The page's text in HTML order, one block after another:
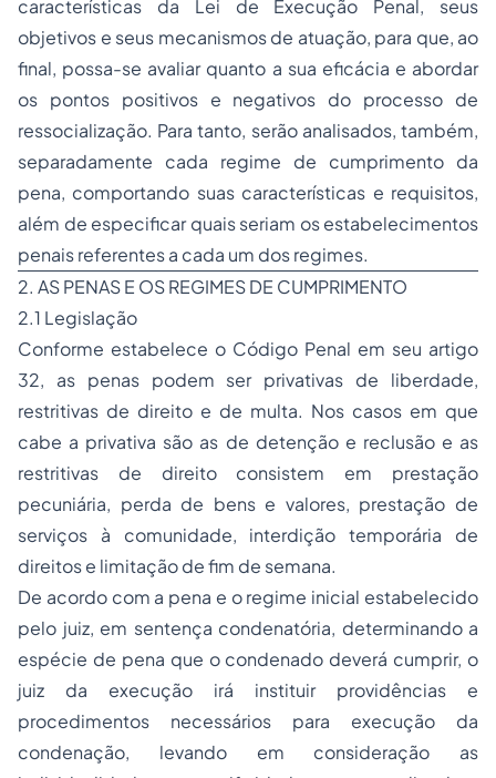
características da Lei de Execução Penal, seus
objetivos e seus mecanismos de atuação, para que, ao
final, possa-se avaliar quanto a sua eficácia e abordar
os pontos positivos e negativos do processo de
ressocialização. Para tanto, serão analisados, também,
separadamente cada regime de cumprimento da
pena, comportando suas características e requisitos,
além de especificar quais seriam os estabelecimentos
penais referentes a cada um dos regimes.
2. AS PENAS E OS REGIMES DE CUMPRIMENTO
2.1 Legislação
Conforme estabelece o Código Penal em seu artigo
32, as penas podem ser privativas de liberdade,
restritivas de direito e de multa. Nos casos em que
cabe a privativa são as de detenção e reclusão e as
restritivas de direito consistem em prestação
pecuniária, perda de bens e valores, prestação de
serviços à comunidade, interdição temporária de
direitos e limitação de fim de semana.
De acordo com a pena e o regime inicial estabelecido
pelo juiz, em sentença condenatória, determinando a
espécie de pena que o condenado deverá cumprir, o
juiz da execução irá instituir providências e
procedimentos necessários para execução da
condenação, levando em consideração as